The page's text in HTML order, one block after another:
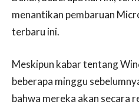
menantikan pembaruan
terbaru ini.
Meskipun kabar tentang
beberapa minggu
bahwa mereka akan secara